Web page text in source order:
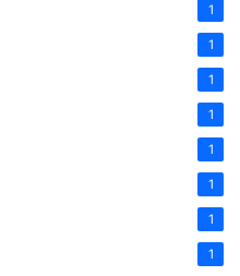
1
1
1
1
1
1
1
1